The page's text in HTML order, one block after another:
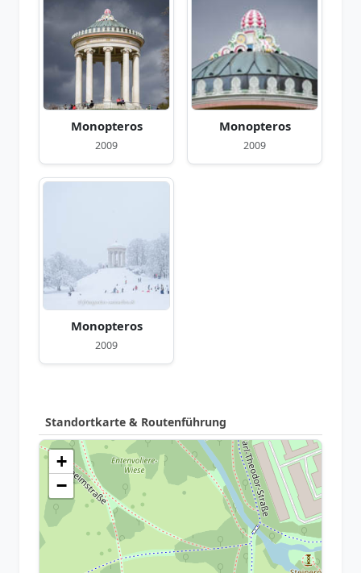
Monopteros
2009
Monopteros
2009
Monopteros
2009
Standortkarte & Routenführung
+
−